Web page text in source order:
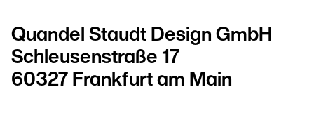
Quandel Staudt Design GmbH
Schleusenstraße 17
60327 Frankfurt am Main